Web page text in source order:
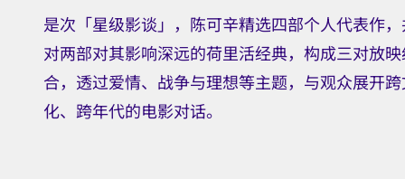
是次「星级影谈」，陈可辛精选四部个人代表作
对两部对其影响深远的荷里活经典，构成三对放
合，透过爱情、战争与理想等主题，与观众展开
化、跨年代的电影对话。